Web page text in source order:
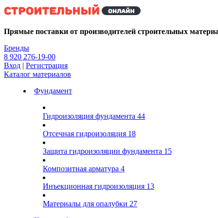
Kg
Прямые поставки от производителей строительных
Бренды
8 920 276-19-00
Вход | Регистрация
Каталог материалов
Фундамент
Гидроизоляция фундамента 44
Отсечная гидроизоляция 18
Защита гидроизоляции фундамента 15
Композитная арматура 4
Инъекционная гидроизоляция 13
Материалы для опалубки 27